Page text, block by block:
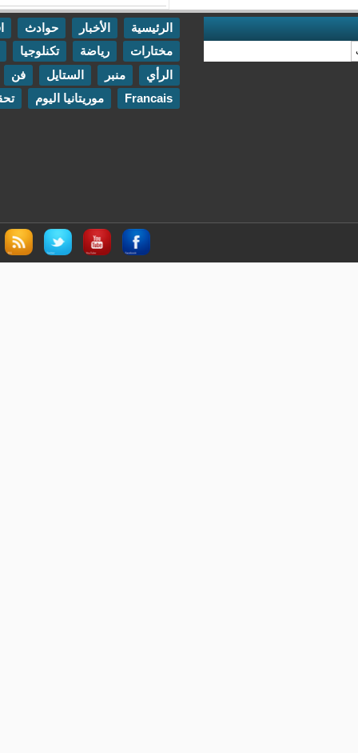
حوادث
اقتصاد
تكنلوجيا
مقابلات
الستايل فن
اتصل بنا
موريتانيا اليوم تحقيقات